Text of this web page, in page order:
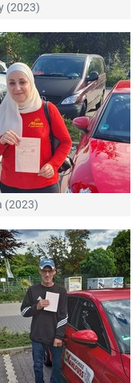
(2023)
(2023)